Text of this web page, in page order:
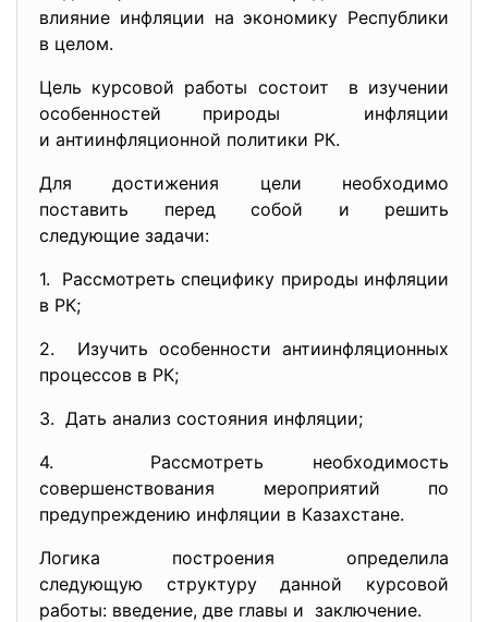
влияние инфляции на экономику Республики
в целом.
Цель курсовой работы состоит в изучении
особенностей природы инфляции
и антиинфляционной политики РК.
Для достижения цели необходимо
поставить перед собой и решить
следующие задачи:
1. Рассмотреть специфику природы инфляции
в РК;
2. Изучить особенности антиинфляционных
процессов в РК;
3. Дать анализ состояния инфляции;
4. Рассмотреть необходимость
совершенствования мероприятий по
предупреждению инфляции в Казахстане.
Логика построения определила
следующую структуру данной курсовой
работы: введение, две главы и заключение.